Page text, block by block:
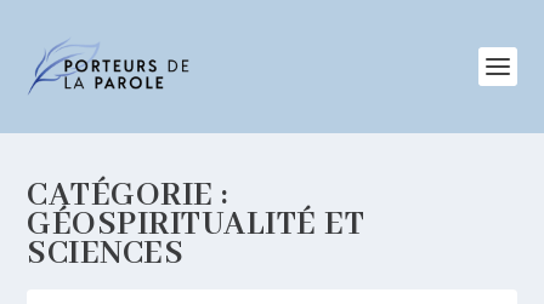
CATÉGORIE :
GÉOSPIRITUALITÉ ET
SCIENCES